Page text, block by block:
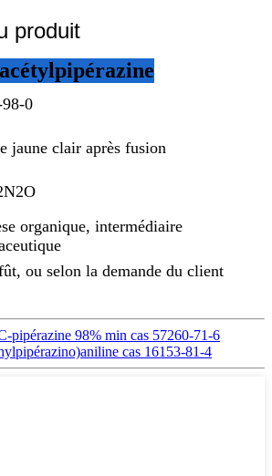
produit
0
jaune clair après fusion
organique, intermédiaire
ou selon la demande du client
pipérazine 98% min cas 57260-71-6
cas 16153-81-4